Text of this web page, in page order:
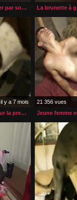
La petite blonde se fait inséminer par son chien dans la neige
il y a 7 mois
Amatrice prise par son chien pour la première fois
21 356 vues